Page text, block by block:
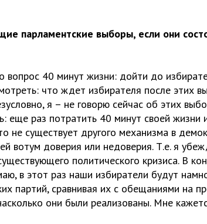
парламентские выборы, если они
40 минут жизни: дойти до
что ждет избирателя после этих
я – не говорю сейчас об этих
еще раз потратить 40 минут своей жизни
не существует другого механизма в
вотум доверия или недоверия. Т.е. я
политического кризиса. В
в этот раз наши избиратели будут
партий, сравнивая их с обещаниями на
они были реализованы. Мне